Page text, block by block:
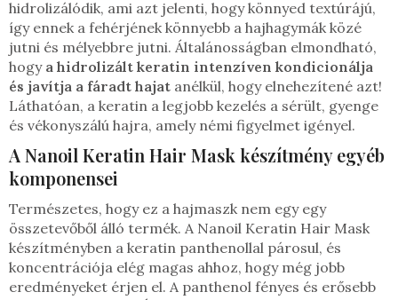
hidrolizálódik, ami azt jelenti, hogy könnyed textúrájú,
így ennek a fehérjének könnyebb a hajhagymák közé
jutni és mélyebbre jutni. Általánosságban elmondható,
hogy a hidrolizált keratin intenzíven kondicionálja
és javítja a fáradt hajat anélkül, hogy elnehezítené azt!
Láthatóan, a keratin a legjobb kezelés a sérült, gyenge
és vékonyszálú hajra, amely némi figyelmet igényel.
A Nanoil Keratin Hair Mask készítmény egyéb
komponensei
Természetes, hogy ez a hajmaszk nem egy egy
összetevőből álló termék. A Nanoil Keratin Hair Mask
készítményben a keratin panthenollal párosul, és
koncentrációja elég magas ahhoz, hogy még jobb
eredményeket érjen el. A panthenol fényes és erősebb